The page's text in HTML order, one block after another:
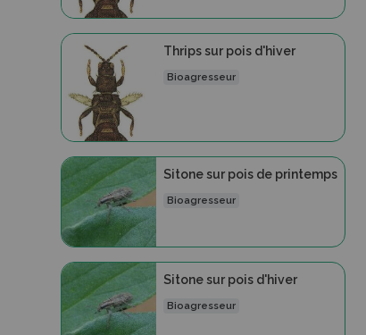
Thrips sur pois d'hiver
Bioagresseur
Sitone sur pois de printemps
Bioagresseur
Sitone sur pois d'hiver
Bioagresseur